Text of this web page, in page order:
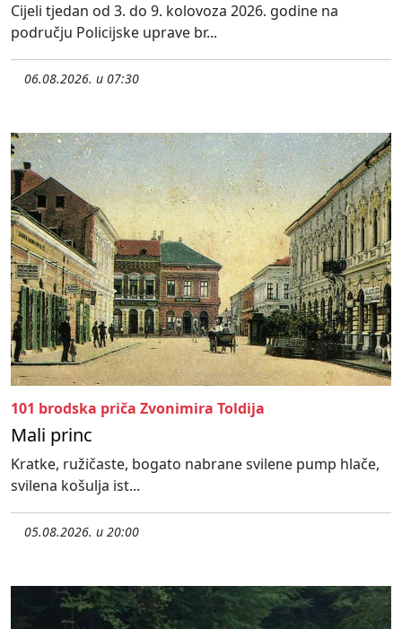
Cijeli tjedan od 3. do 9. kolovoza 2026. godine na
području Policijske uprave br...
06.08.2026. u 07:30
101 brodska priča Zvonimira Toldija
Mali princ
Kratke, ružičaste, bogato nabrane svilene pump hlače,
svilena košulja ist...
05.08.2026. u 20:00